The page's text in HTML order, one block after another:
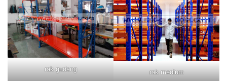
rak gudang rak medium